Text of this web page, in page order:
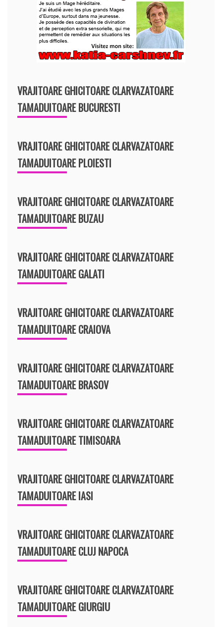
VRAJITOARE GHICITOARE CLARVAZATOARE
TAMADUITOARE BUCURESTI
VRAJITOARE GHICITOARE CLARVAZATOARE
TAMADUITOARE PLOIESTI
VRAJITOARE GHICITOARE CLARVAZATOARE
TAMADUITOARE BUZAU
VRAJITOARE GHICITOARE CLARVAZATOARE
TAMADUITOARE GALATI
VRAJITOARE GHICITOARE CLARVAZATOARE
TAMADUITOARE CRAIOVA
VRAJITOARE GHICITOARE CLARVAZATOARE
TAMADUITOARE BRASOV
VRAJITOARE GHICITOARE CLARVAZATOARE
TAMADUITOARE TIMISOARA
VRAJITOARE GHICITOARE CLARVAZATOARE
TAMADUITOARE IASI
VRAJITOARE GHICITOARE CLARVAZATOARE
TAMADUITOARE CLUJ NAPOCA
VRAJITOARE GHICITOARE CLARVAZATOARE
TAMADUITOARE GIURGIU